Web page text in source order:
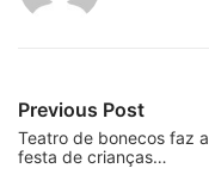
Previous Post
Teatro de bonecos faz a
festa de crianças…